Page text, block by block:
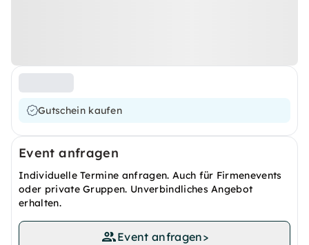
Gutschein kaufen
Event anfragen
Individuelle Termine anfragen. Auch für Firmenevents
oder private Gruppen. Unverbindliches Angebot
erhalten.
Event anfragen>